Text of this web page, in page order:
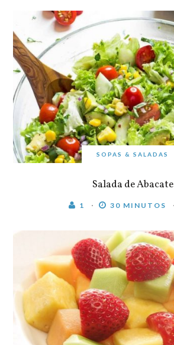
SOPAS & SALADAS
Salada de Abacate
1 30 MINUTOS